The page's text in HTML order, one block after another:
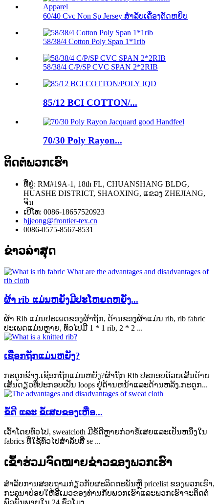
60/40 Cvc Non Sp Jersey ສໍາລັບເຄື່ອງຕັດຫຍິບ
58/38/4 Cotton Poly Span 1*1rib
58/38/4 C/P/SP CVC SPAN 2*2RIB
85/12 BCI COTTON/...
70/30 Poly Rayon...
ຕິດ​ຕໍ່​ພວກ​ເຮົາ
ທີ່ຢູ່: RM#19A-1, 18th FL, CHUANSHANG BLDG,
HUASHE DISTRICT, SHAOXING, ແຂວງ ZHEJIANG,
ຈີນ
ເບີໂທ: 0086-18657520923
bjjeong@frontier-tex.cn
0086-0575-8567-8531
ຂ່າວ​ລ່າ​ສຸດ
ຜ້າ rib ແມ່ນຫຍັງມີປະໂຫຍດຫຍັງ...
ຜ້າ Rib ແມ່ນປະເພດຂອງຜ້າຖັກ, ດ້ານຂອງຜ້າແມ່ນ rib, rib fabric
ປະເພດແມ່ນຫຼາຍ, ທົ່ວໄປມີ 1 * 1 rib, 2 * 2 ...
ເຊືອກຖັກແມ່ນຫຍັງ?
ກະດູກຂ້າງ.ເຊືອກຖັກແມ່ນຫຍັງ?ຜ້າຖັກ Rib ປະກອບດ້ວຍເສັ້ນດ້າຍ
ເສັ້ນດຽວທີ່ປະກອບເປັນ loops ຢູ່ດ້ານຫນ້າແລະດ້ານຫລັງ.ກະດູກ...
ຂໍ້ດີ ແລະ ຂໍ້ເສຍຂອງເຫື່ອ...
ເວົ້າໂດຍທົ່ວໄປ, sweatcloth ມີຂໍ້ດີຫຼາຍກ່ວາຂໍ້ເສຍແລະເປັນຫນຶ່ງໃນ
fabrics ທີ່ໃຊ້ທົ່ວໄປສໍາລັບສີ່ se ...
ເຂົ້າຮ່ວມຈົດໝາຍຂ່າວຂອງພວກເຮົາ
ສໍາ​ລັບ​ການ​ສອບ​ຖາມ​ກ່ຽວ​ກັບ​ຜະ​ລິດ​ຕະ​ພັນ​ຫຼື pricelist ຂອງ​ພວກ​ເຮົາ​,
ກະ​ລຸ​ນາ​ປ່ອຍ​ໃຫ້​ອີ​ເມວ​ຂອງ​ທ່ານ​ກັບ​ພວກ​ເຮົາ​ແລະ​ພວກ​ເຮົາ​ຈະ​ຕິດ​ຕໍ່​
ພົວ​ພັນ​ພາຍ​ໃນ 24 ຊົ່ວ​ໂມງ​.